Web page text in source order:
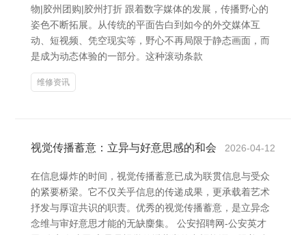
物|胶州团购|胶州打折 跟着数字媒体的发展，传播野心的
姿色不断拓展。从传统的平面告白到如今的外交媒体互
动、短视频、凭空现实等，野心不再局限于静态画面，而
是成为动态体验的一部分。这种滚动条款
维修资讯
视觉传播蓄意：立异与好意思感的和会 2026-04-12
在信息爆炸的时间，视觉传播蓄意已成为联贯信息与受众
的紧要桥梁。它不仅关乎信息的传递成果，更承载着艺术
抒发与厚谊共识的职责。优秀的视觉传播蓄意，是立异念
念维与审好意思才能的无缺麇集。 公安招聘网-公安英才